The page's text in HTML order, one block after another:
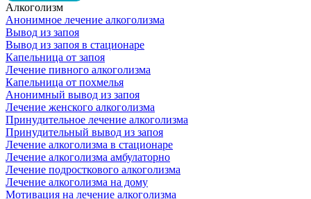
Алкоголизм
Анонимное лечение алкоголизма
Вывод из запоя
Вывод из запоя в стационаре
Капельница от запоя
Лечение пивного алкоголизма
Капельница от похмелья
Анонимный вывод из запоя
Лечение женского алкоголизма
Принудительное лечение алкоголизма
Принудительный вывод из запоя
Лечение алкоголизма в стационаре
Лечение алкоголизма амбулаторно
Лечение подросткового алкоголизма
Лечение алкоголизма на дому
Мотивация на лечение алкоголизма